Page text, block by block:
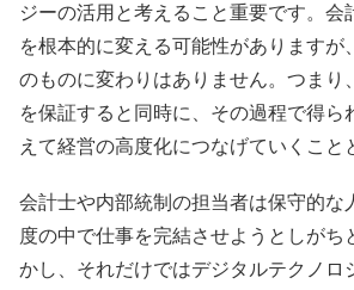
ジーの活用と考えること重要です。会
を根本的に変える可能性がありますが
のものに変わりはありません。つまり
を保証すると同時に、その過程で得ら
えて経営の高度化につなげていくこと
会計士や内部統制の担当者は保守的な
度の中で仕事を完結させようとしがち
かし、それだけではデジタルテクノロ